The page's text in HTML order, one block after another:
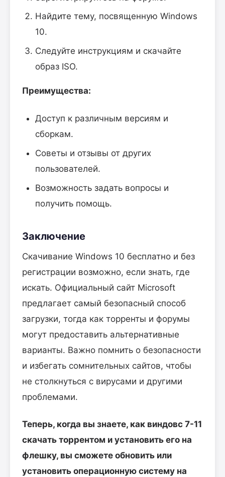
Найдите тему, посвященную Windows
10.
Следуйте инструкциям и скачайте
образ ISO.
Преимущества:
Доступ к различным версиям и
сборкам.
Советы и отзывы от других
пользователей.
Возможность задать вопросы и
получить помощь.
Заключение
Скачивание Windows 10 бесплатно и без
регистрации возможно, если знать, где
искать. Официальный сайт Microsoft
предлагает самый безопасный способ
загрузки, тогда как торренты и форумы
могут предоставить альтернативные
варианты. Важно помнить о безопасности
и избегать сомнительных сайтов, чтобы
не столкнуться с вирусами и другими
проблемами.
Теперь, когда вы знаете, как виндовс 7-11
скачать торрентом и установить его на
флешку, вы сможете обновить или
установить операционную систему на